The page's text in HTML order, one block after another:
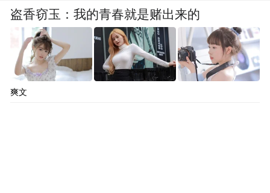
盗香窃玉：我的青春就是赌出来的
爽文